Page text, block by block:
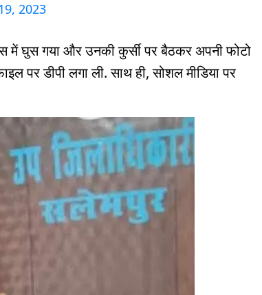
2023
में घुस गया और उनकी कुर्सी पर बैठकर अपनी फोटो
पर डीपी लगा ली. साथ ही, सोशल मीडिया पर